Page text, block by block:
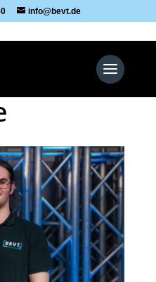
info@bevt.de